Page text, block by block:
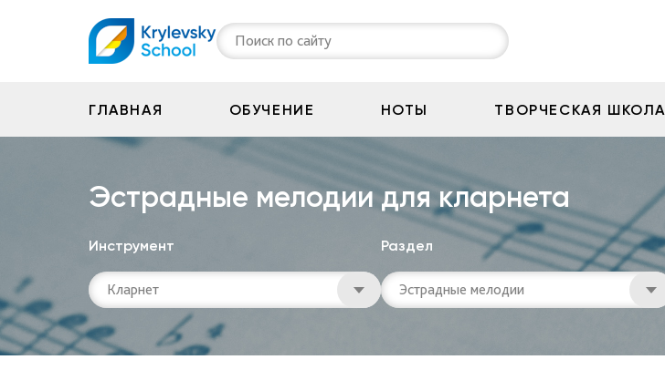
Поиск по сайту
ГЛАВНАЯ ОБУЧЕНИЕ НОТЫ ТВОРЧЕСКАЯ ШКОЛА
Эстрадные мелодии для кларнета
Инструмент
Кларнет
Раздел
Эстрадные мелодии